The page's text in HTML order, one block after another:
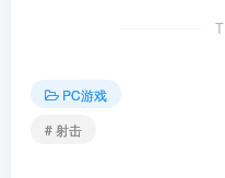
PC游戏
# 射击